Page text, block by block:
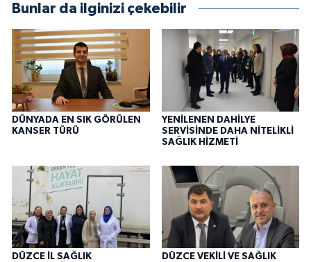
Bunlar da ilginizi çekebilir
DÜNYADA EN SIK GÖRÜLEN
KANSER TÜRÜ
YENİLENEN DAHİLYE
SERVİSİNDE DAHA NİTELİKLİ
SAĞLIK HİZMETİ
DÜZCE İL SAĞLIK DÜZCE VEKİLİ VE SAĞLIK